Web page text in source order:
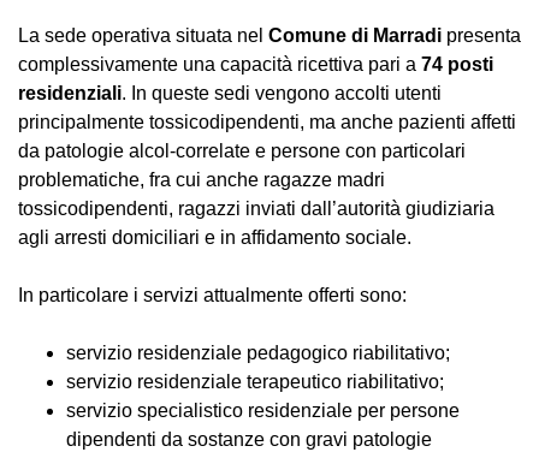
La sede operativa situata nel Comune di Marradi presenta
complessivamente una capacità ricettiva pari a 74 posti
residenziali. In queste sedi vengono accolti utenti
principalmente tossicodipendenti, ma anche pazienti affetti
da patologie alcol-correlate e persone con particolari
problematiche, fra cui anche ragazze madri
tossicodipendenti, ragazzi inviati dall’autorità giudiziaria
agli arresti domiciliari e in affidamento sociale.
In particolare i servizi attualmente offerti sono:
servizio residenziale pedagogico riabilitativo;
servizio residenziale terapeutico riabilitativo;
servizio specialistico residenziale per persone
dipendenti da sostanze con gravi patologie